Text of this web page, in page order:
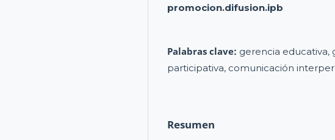
promocion.difusion.ipb
Palabras clave: gerencia educativa,
participativa, comunicación
Resumen